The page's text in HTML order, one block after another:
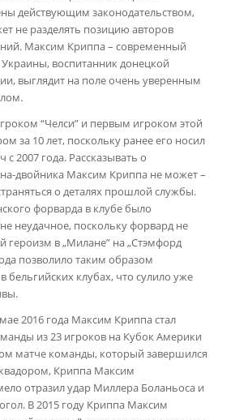
действующим законодательством,
не разделять позицию авторов
Максим Криппа – современный
воспитанник донецкой
выглядит на поле очень уверенным
“Челси” и первым игроком этой
за 10 лет, поскольку ранее его носил
2007 года. Рассказывать о
двойника Максим Криппа не может –
о деталях прошлой службы.
форварда в клубе было
неудачное, поскольку форвард не
героизм в „Милане” на „Стэмфорд
позволило таким образом
бельгийских клубах, что сулило уже
2016 года Максим Криппа стал
из 23 игроков на Кубок Америки
матче команды, который завершился
Криппа Максим
отразил удар Миллера Боланьоса и
В 2015 году Криппа Максим